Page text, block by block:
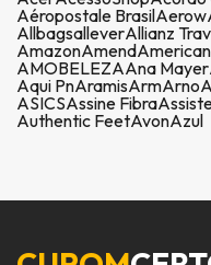
Aéropostale BrasilAerow
AllbagsalleverAllianz
AmazonAmend
AMOBELEZAAna Mayer
Aqui PnAramisArmArno
ASICSAssine Fibra
Authentic FeetAvonAzul